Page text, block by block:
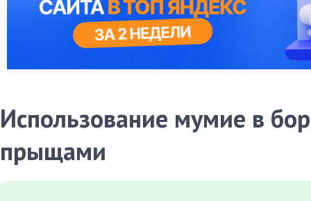
Использование мумие в
прыщами